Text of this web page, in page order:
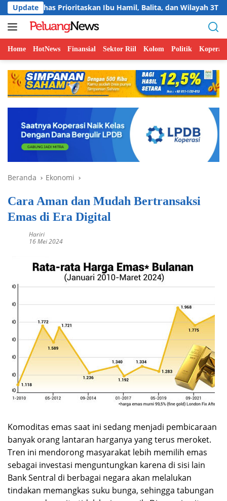
Langsung
ke
konten
UpdateIbu Hamil, Balita, dan Wilayah 3T Menuju
Home HotNews Finansial Sektor Riil Kolom Politik Koperasi
Beranda Ekonomi
Cara Aman dan Mudah Bertransaksi
Emas di Era Digital
Hariri
16 Mei 2024
Komoditas emas saat ini sedang menjadi pembicaraan
banyak orang lantaran harganya yang terus meroket.
Tren ini mendorong masyarakat lebih memilih emas
sebagai investasi menguntungkan karena di sisi lain
Bank Sentral di berbagai negara akan melalukan
tindakan memangkas suku bunga, sehingga tabungan